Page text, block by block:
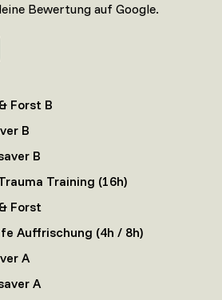
Bewertung auf Google.
Forst B
B
B
Training (16h)
Forst
Auffrischung (4h / 8h)
A
A